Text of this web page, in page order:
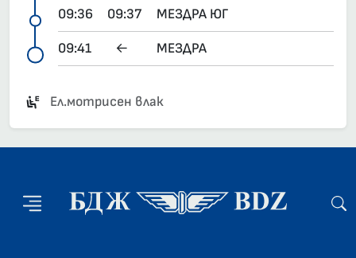
09:36 09:37 МЕЗДРА ЮГ
09:41 ← МЕЗДРА
Ел.мотрисен влак